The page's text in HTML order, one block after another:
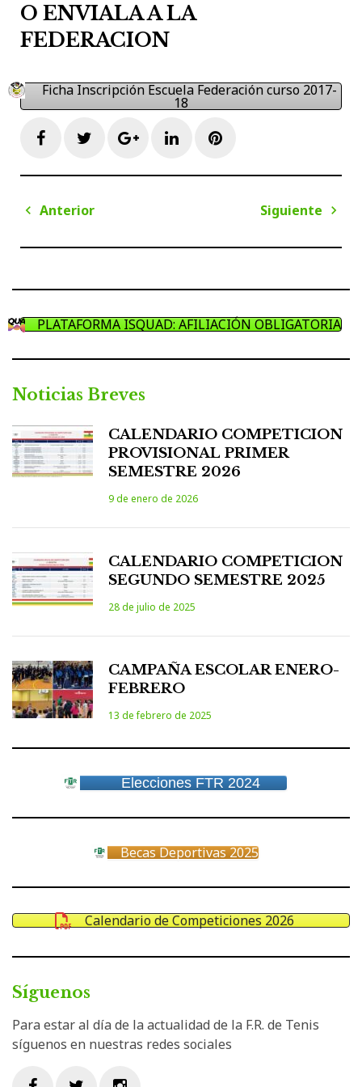
O ENVIALA A LA
FEDERACION
Ficha Inscripción Escuela Federación curso 2017-
18
FacebookTwitterGoogle+LinkedInPinterest
Navegación
entradas
Anterior
Siguiente
PLATAFORMA ISQUAD: AFILIACIÓN OBLIGATORIA
Noticias Breves
CALENDARIO COMPETICION
PROVISIONAL PRIMER
SEMESTRE 2026
9 de enero de 2026
CALENDARIO COMPETICION
SEGUNDO SEMESTRE 2025
28 de julio de 2025
CAMPAÑA ESCOLAR ENERO-
FEBRERO
13 de febrero de 2025
Elecciones FTR 2024
Becas Deportivas 2025
Calendario de Competiciones 2026
Síguenos
Para estar al día de la actualidad de la F.R. de Tenis
síguenos en nuestras redes sociales